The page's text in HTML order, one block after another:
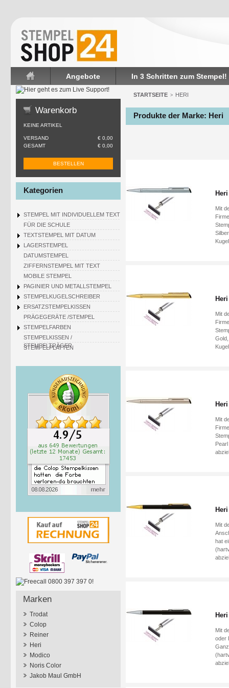
Startseite
Angebote In 3 Schritten zum Stempel!
Warenkorb
KEINE ARTIKEL
VERSAND
€ 0,00
GESAMT
€ 0,00
BESTELLEN
Kategorien
STEMPEL MIT INDIVIDUELLEM TEXT
FÜR DIE SCHULE
TEXTSTEMPEL MIT DATUM
LAGERSTEMPEL
DATUMSTEMPEL
ZIFFERNSTEMPEL MIT TEXT
MOBILE STEMPEL
PAGINIER UND METALLSTEMPEL
STEMPELKUGELSCHREIBER
ERSATZSTEMPELKISSEN
PRÄGEGERÄTE /STEMPEL
STEMPELFARBEN
STEMPELKISSEN /
STEMPELTRÄGER
STEMPELPLATTEN
Marken
Trodat
Colop
Reiner
Heri
Modico
Noris Color
Jakob Maul GmbH
STARTSEITE > HERI
Produkte der Marke: Heri
Mit
Mit
Mit
Mit
hat
Mit
oder